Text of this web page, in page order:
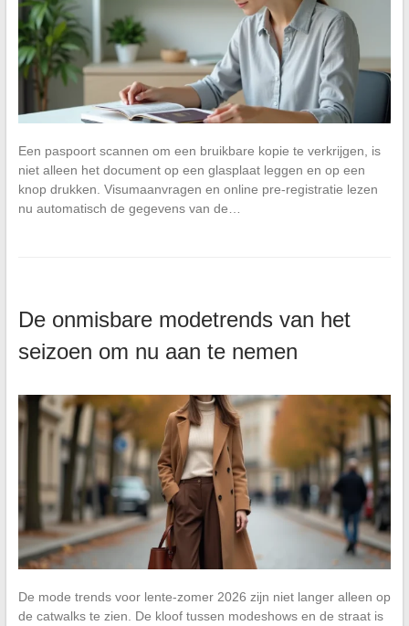
Een paspoort scannen om een bruikbare kopie te verkrijgen, is
niet alleen het document op een glasplaat leggen en op een
knop drukken. Visumaanvragen en online pre-registratie lezen
nu automatisch de gegevens van de…
De onmisbare modetrends van het
seizoen om nu aan te nemen
De mode trends voor lente-zomer 2026 zijn niet langer alleen op
de catwalks te zien. De kloof tussen modeshows en de straat is